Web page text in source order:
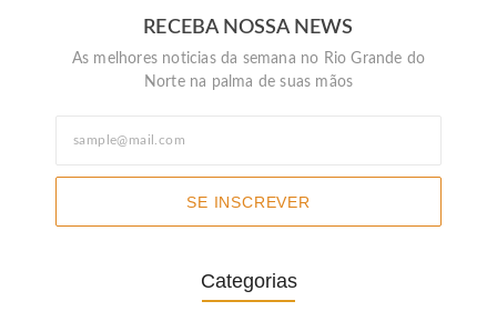
RECEBA NOSSA NEWS
As melhores noticias da semana no Rio Grande do
Norte na palma de suas mãos
SE INSCREVER
Categorias